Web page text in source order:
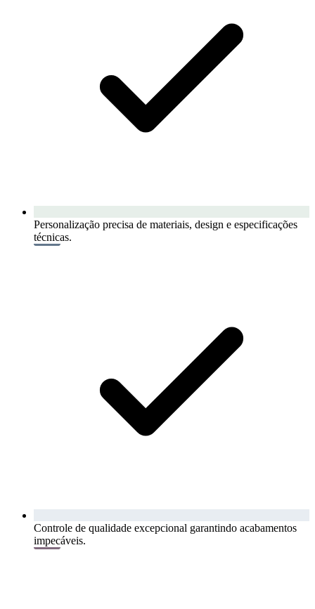
Personalização precisa de materiais, design e especificações
técnicas.
Controle de qualidade excepcional garantindo acabamentos
impecáveis.